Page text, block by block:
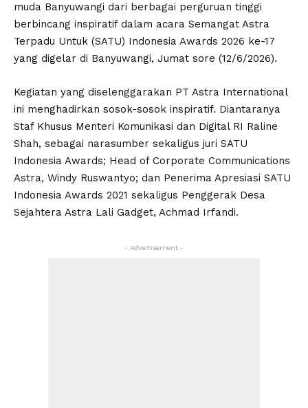
muda Banyuwangi dari berbagai perguruan tinggi
berbincang inspiratif dalam acara Semangat Astra
Terpadu Untuk (SATU) Indonesia Awards 2026 ke-17
yang digelar di Banyuwangi, Jumat sore (12/6/2026).
Kegiatan yang diselenggarakan PT Astra International
ini menghadirkan sosok-sosok inspiratif. Diantaranya
Staf Khusus Menteri Komunikasi dan Digital RI Raline
Shah, sebagai narasumber sekaligus juri SATU
Indonesia Awards; Head of Corporate Communications
Astra, Windy Ruswantyo; dan Penerima Apresiasi SATU
Indonesia Awards 2021 sekaligus Penggerak Desa
Sejahtera Astra Lali Gadget, Achmad Irfandi.
- Advertisement -